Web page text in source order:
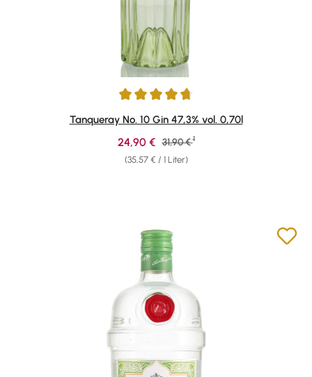
Durchschnittliche Bewertung von 4.85 von 5 Sternen
Tanqueray No. 10 Gin 47,3% vol. 0,70l
(35,57 € / 1 Liter)
Verkaufspreis:
24,90 € Regulärer Preis:
31,90 € 1